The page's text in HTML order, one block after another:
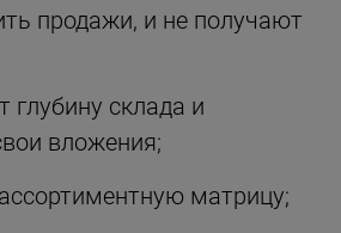
продажи, и не получают
глубину склада и
вложения;
матрицу;